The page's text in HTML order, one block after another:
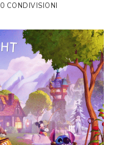
0 CONDIVISIONI